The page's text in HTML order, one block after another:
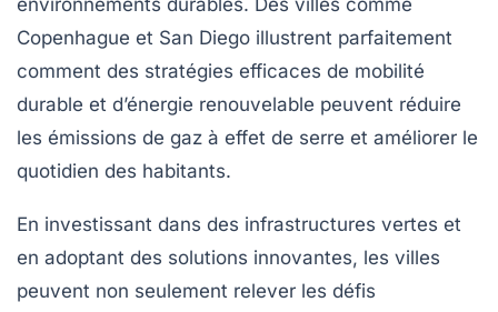
environnements durables. Des villes comme
Copenhague et San Diego illustrent parfaitement
comment des stratégies efficaces de mobilité
durable et d’énergie renouvelable peuvent réduire
les émissions de gaz à effet de serre et améliorer le
quotidien des habitants.
En investissant dans des infrastructures vertes et
en adoptant des solutions innovantes, les villes
peuvent non seulement relever les défis